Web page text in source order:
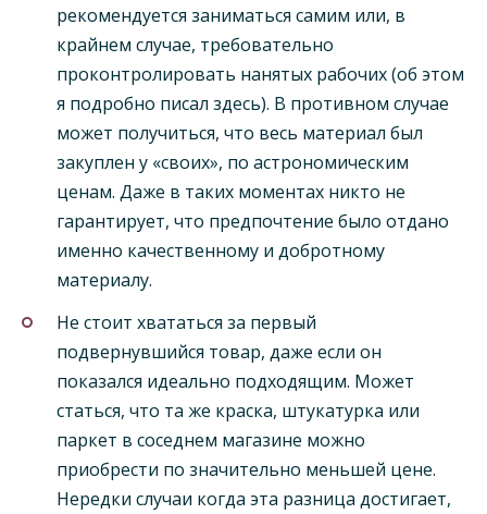
рекомендуется заниматься самим или, в
крайнем случае, требовательно
проконтролировать нанятых рабочих (об этом
я подробно писал здесь). В противном случае
может получиться, что весь материал был
закуплен у «своих», по астрономическим
ценам. Даже в таких моментах никто не
гарантирует, что предпочтение было отдано
именно качественному и добротному
материалу.
Не стоит хвататься за первый
подвернувшийся товар, даже если он
показался идеально подходящим. Может
статься, что та же краска, штукатурка или
паркет в соседнем магазине можно
приобрести по значительно меньшей цене.
Нередки случаи когда эта разница достигает,